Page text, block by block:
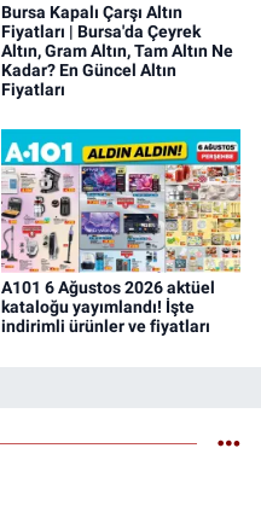
Bursa Kapalı Çarşı Altın
Fiyatları | Bursa'da Çeyrek
Altın, Gram Altın, Tam Altın Ne
Kadar? En Güncel Altın
Fiyatları
A101 6 Ağustos 2026 aktüel
kataloğu yayımlandı! İşte
indirimli ürünler ve fiyatları